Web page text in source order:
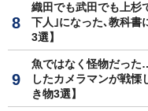
織田でも武田でも上杉
下人｣になった､教科書
3選】
魚ではなく怪物だった
したカメラマンが戦
き物3選】